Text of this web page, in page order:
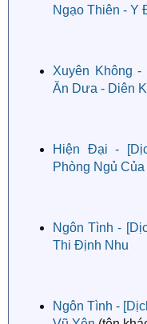
Ngạo Thiên - Y
Xuyên Không -
Ăn Dưa - Diên
Hiện Đại -
Phòng Ngủ
Ngôn Tình -
Thi Định Nhu
Ngôn Tình -